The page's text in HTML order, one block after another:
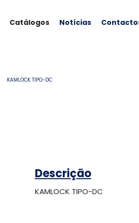
Catálogos Notícias
KAMLOCK TIPO-DC
Descrição
KAMLOCK TIPO-DC